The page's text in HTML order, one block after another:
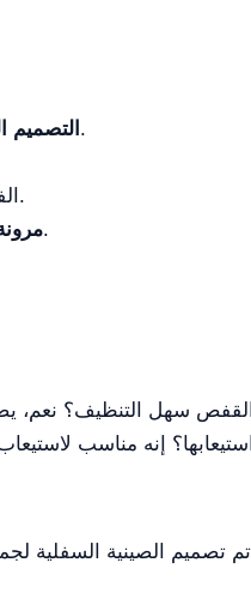
التصميم يتيح إزالة الفاصل المركزي لاستيعاب الكلاب الكبيرة.
الفولاذ المقاوم للصدأ مضاد للبكتيريا، ومقاوم للتآكل والصدأ (غير قابل للصدأ).
يحتوي القفص على عجلات عالمية مع فرامل ومقابس كهربائية.